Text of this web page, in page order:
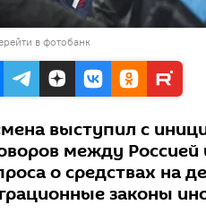
в фотобанк
выступил с
между Россией
о средствах на
законы